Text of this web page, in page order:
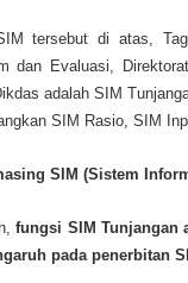
tersebut di atas,
dan Evaluasi,
adalah SIM
SIM Rasio, SIM
SIM (Sistem
fungsi SIM Tunjangan
pada penerbitan